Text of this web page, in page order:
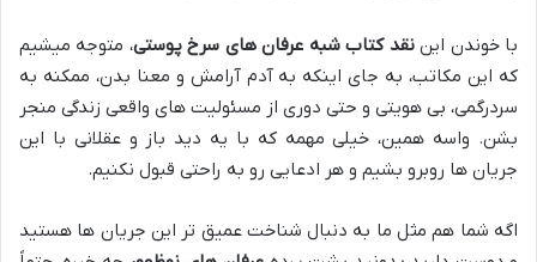
با خوندن ایننقد کتاب شبه عرفان های سرخ پوستی، متوجه میشیم
که این مکاتب، به جای اینکه به آدم آرامش و معنا بدن، ممکنه به
سردرگمی، بی هویتی و حتی دوری از مسئولیت های واقعی زندگی منجر
بشن. واسه همین، خیلی مهمه که با یه دید باز و عقلانی با این
جریان ها روبرو بشیم و هر ادعایی رو به راحتی قبول نکنیم.
اگه شما هم مثل ما به دنبال شناخت عمیق تر این جریان ها هستید